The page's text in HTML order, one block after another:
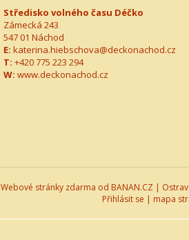
Středisko volného času Déčko
Zámecká 243
547 01 Náchod
E: katerina.hiebschova@deckonachod.cz
T: +420775 223 294
W: www.deckonachod.cz
Webové stránky zdarma od BANAN.CZ |
Přihlásit se | mapa